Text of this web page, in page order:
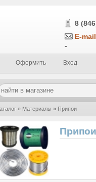
8
E-
-
Оформить Вход
» Материалы » Припои
Припои